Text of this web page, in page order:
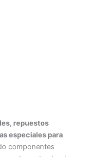
repuestos
especiales para
componentes